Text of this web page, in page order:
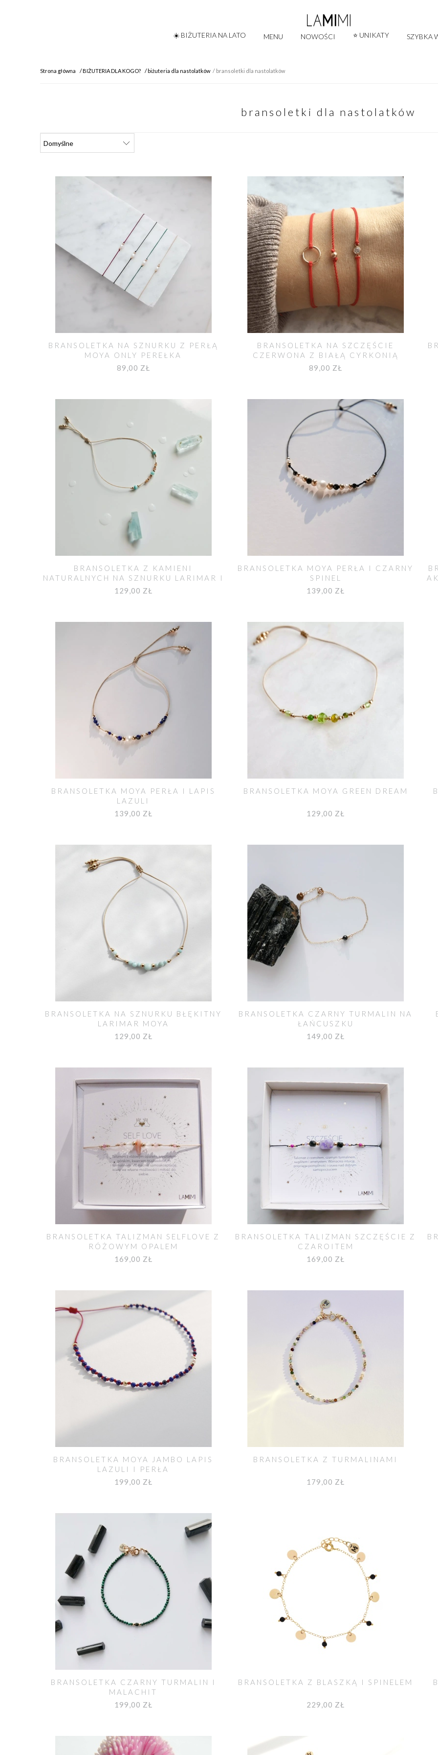
☀️ BIŻUTERIA NA LATO MENU NOWOŚCI ⭐ UNIKATY SZYBKA
Strona główna BIŻUTERIA DLA KOGO? biżuteria dla nastolatków bransoletki dla nastolatków
bransoletki dla nastolatków
BRANSOLETKA NA SZNURKU Z PERŁĄ
MOYA ONLY PEREŁKA
89,00 ZŁ
BRANSOLETKA NA SZCZĘŚCIE
CZERWONA Z BIAŁĄ CYRKONIĄ
89,00 ZŁ
BRANSOLETKA Z KAMIENI
NATURALNYCH NA SZNURKU LARIMAR I
KAMIEŃ SŁONECZNY MOYA
129,00 ZŁ
BRANSOLETKA MOYA PERŁA I CZARNY
SPINEL
139,00 ZŁ
BRANSOLETKA MOYA PERŁA I LAPIS
LAZULI
139,00 ZŁ
BRANSOLETKA MOYA GREEN DREAM
129,00 ZŁ
BRANSOLETKA NA SZNURKU BŁĘKITNY
LARIMAR MOYA
129,00 ZŁ
BRANSOLETKA CZARNY TURMALIN NA
ŁAŃCUSZKU
149,00 ZŁ
BRANSOLETKA TALIZMAN SELFLOVE Z
RÓŻOWYM OPALEM
169,00 ZŁ
BRANSOLETKA TALIZMAN SZCZĘŚCIE Z
CZAROITEM
169,00 ZŁ
BRANSOLETKA MOYA JAMBO LAPIS
LAZULI I PERŁA
199,00 ZŁ
BRANSOLETKA Z TURMALINAMI
179,00 ZŁ
BRANSOLETKA CZARNY TURMALIN I
MALACHIT
199,00 ZŁ
BRANSOLETKA Z BLASZKĄ I SPINELEM
229,00 ZŁ